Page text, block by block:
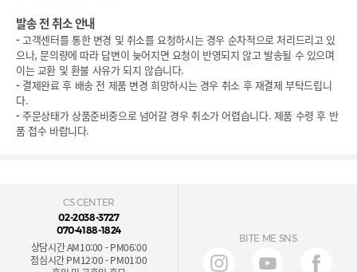
발송 전 취소 안내
- 고객센터를 통한 변경 및 취소를 요청하시는 경우 순차적으로 처리드리고 있
으나, 문의량에 따라 답변이 늦어지면 요청이 반영되지 않고 발송될 수 있으며
이는 교환 및 환불 사유가 되지 않습니다.
- 결제완료 후 배송 전 제품 변경 희망하시는 경우 취소 후 재결제 부탁드립니
다.
-주문상태가 상품준비중으로 넘어갈 경우 취소가 어렵습니다. 제품 수령 후 반
품 접수 바랍니다.
CS CENTER
02-2038-3727
070-4188-1824
상담시간 AM10:00 - PM06:00
점심시간 PM12:00 - PM01:00
BITE ME SNS